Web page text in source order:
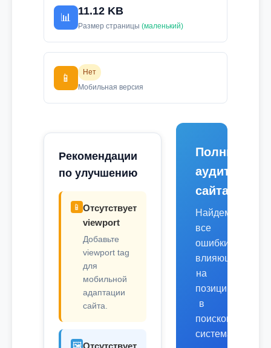
📊
11.12 KB
Размер страницы (маленький)
📱
Нет
Мобильная версия
Рекомендации
по улучшению
📱 Отсутствует
viewport
Добавьте
viewport tag
для
мобильной
адаптации
сайта.
🖼️Отсутствует
Полный
аудит
сайта
Найдем
все
ошибки,
влияющие
на
позиции
в
поисковых
системах.